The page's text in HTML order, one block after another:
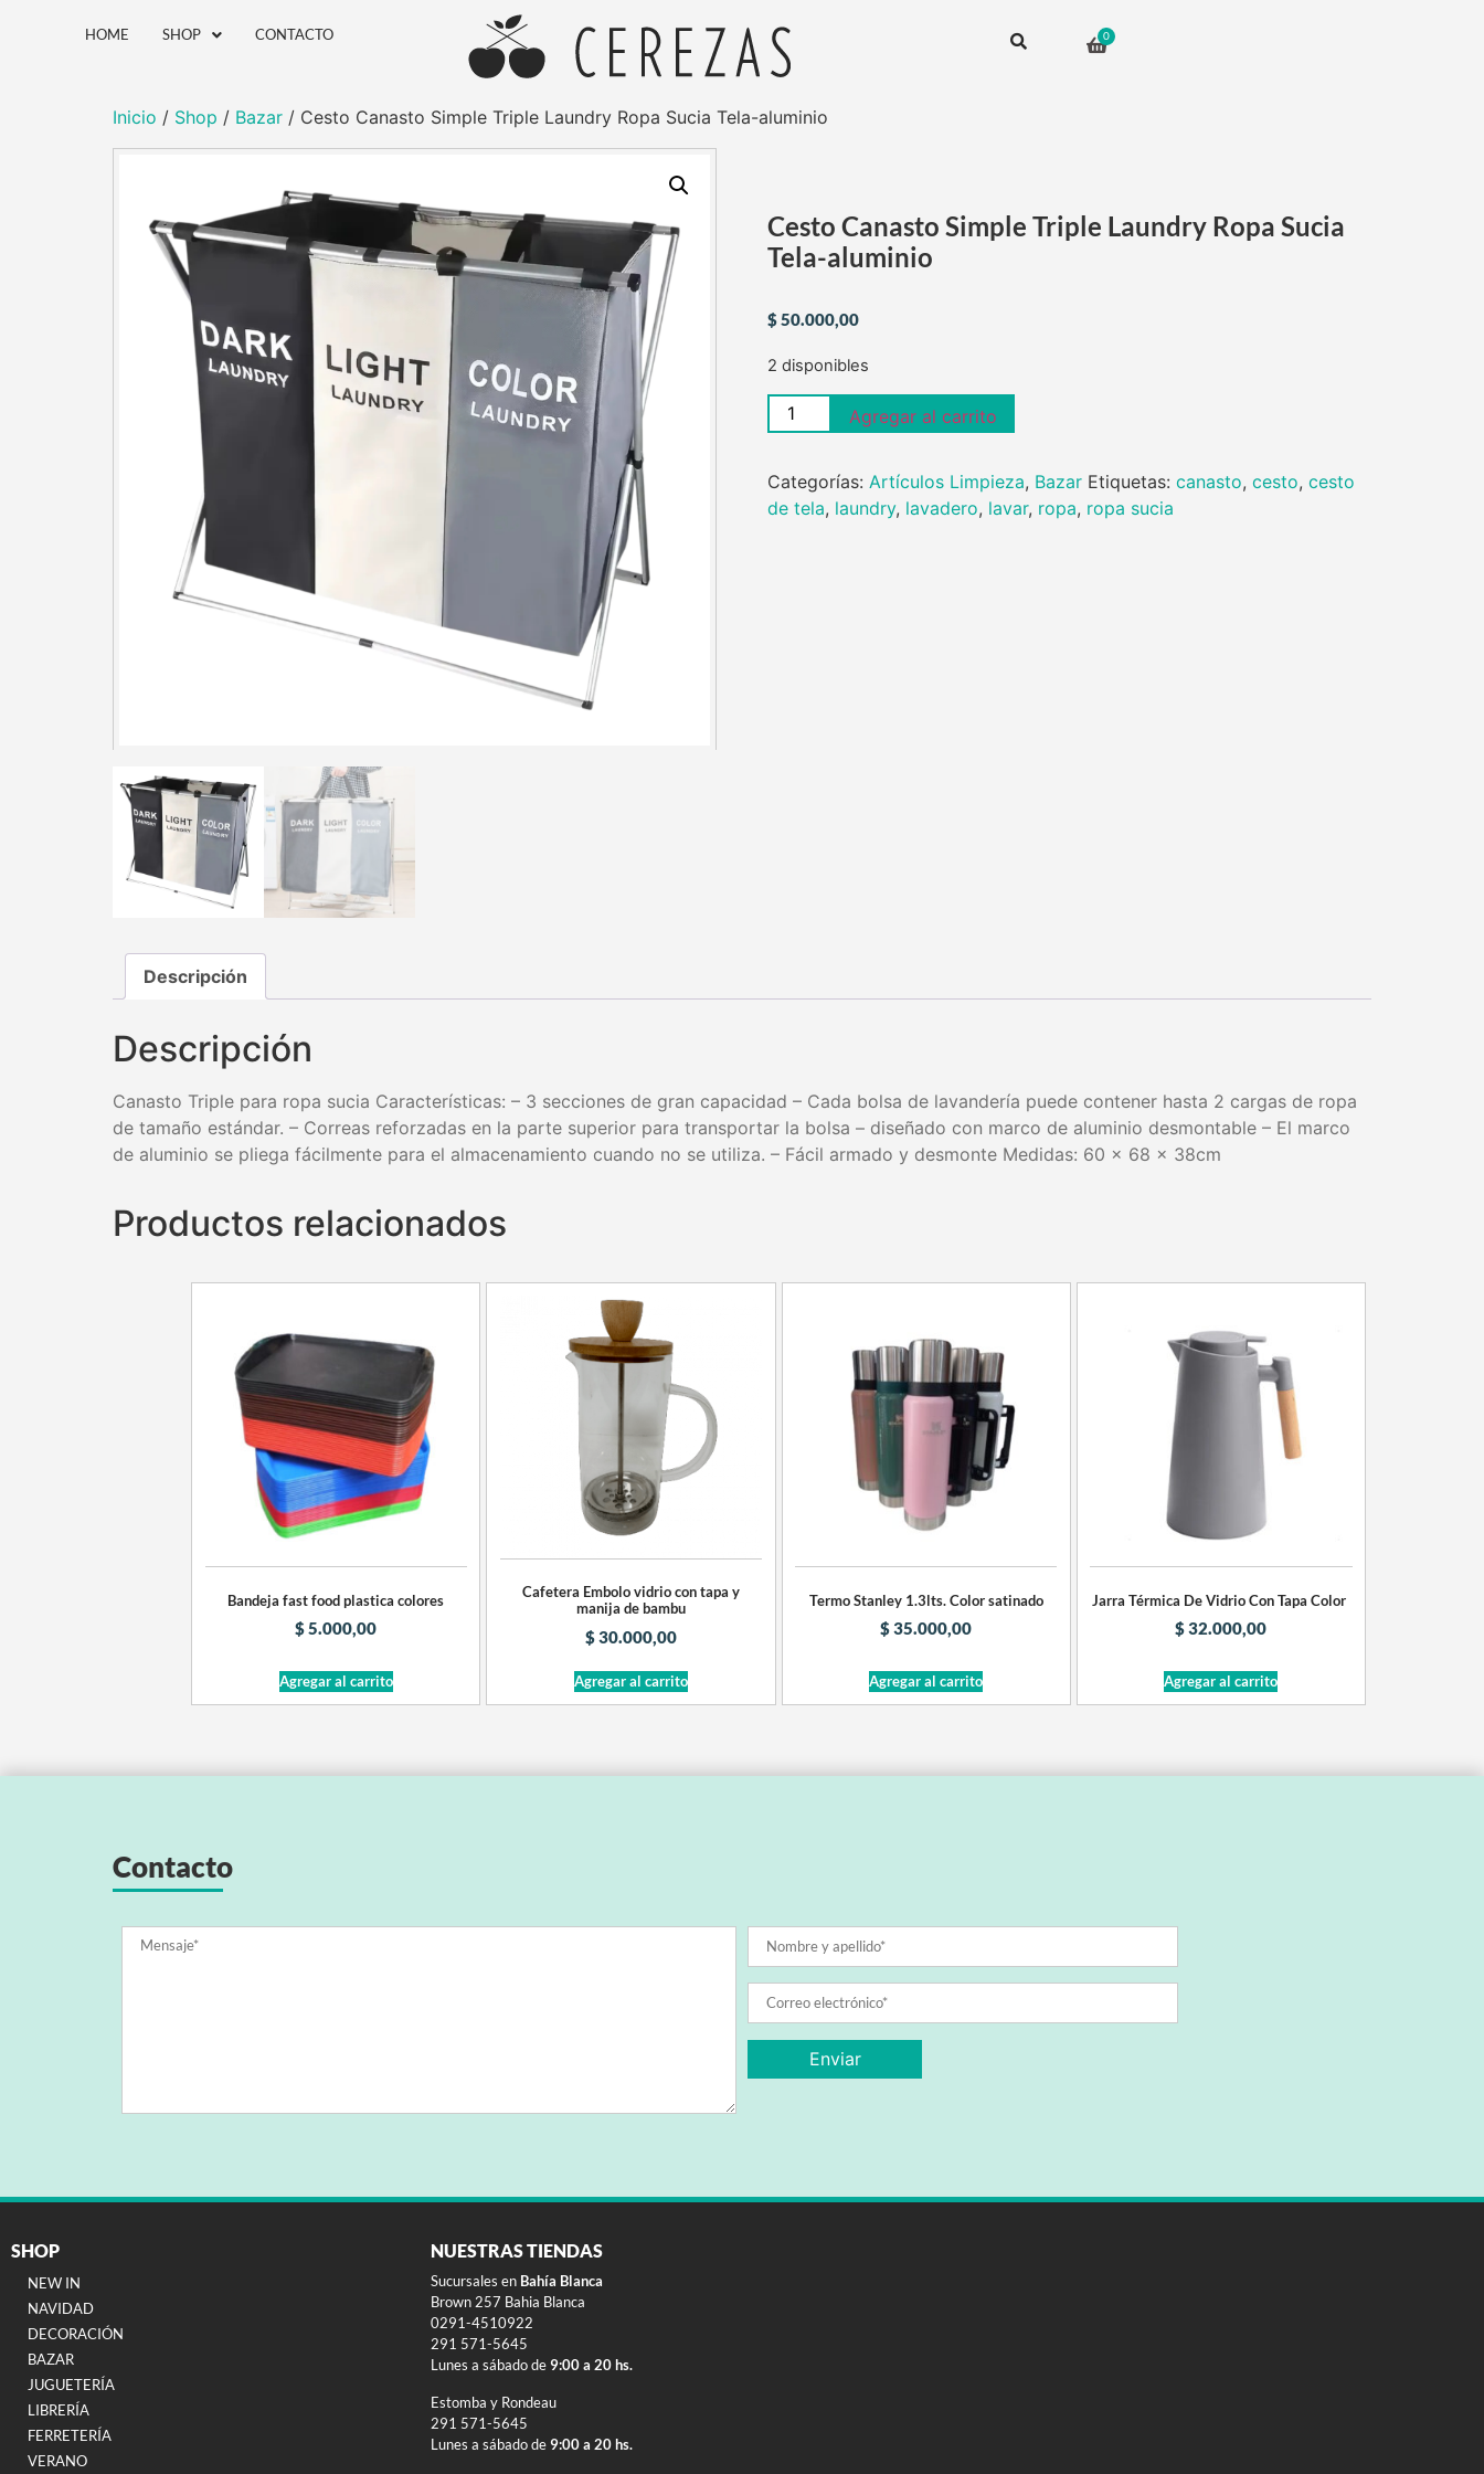
HOME SHOP CONTACTO
Inicio / Shop / Bazar / Cesto Canasto Simple Triple Laundry Ropa Sucia Tela-aluminio
Cesto Canasto Simple Triple Laundry Ropa Sucia
Tela-aluminio
$50.000,00
2 disponibles
Agregar al carrito
Categorías: Artículos Limpieza, Bazar Etiquetas: canasto, cesto, cesto
de tela, laundry, lavadero, lavar, ropa, ropa sucia
Descripción
Descripción
Canasto Triple para ropa sucia Características: – 3 secciones de gran capacidad – Cada bolsa de lavandería puede contener hasta 2 cargas de ropa
de tamaño estándar. – Correas reforzadas en la parte superior para transportar la bolsa – diseñado con marco de aluminio desmontable – El marco
de aluminio se pliega fácilmente para el almacenamiento cuando no se utiliza. – Fácil armado y desmonte Medidas: 60 x 68 x 38cm
Productos relacionados
Bandeja fast food plastica colores
$5.000,00
Agregar al carrito
Cafetera Embolo vidrio con tapa y
manija de bambu
$30.000,00
Agregar al carrito
Termo Stanley 1.3lts. Color satinado
$35.000,00
Agregar al carrito
Jarra Térmica De Vidrio Con Tapa Color
$32.000,00
Agregar al carrito
Contacto
SHOP
NEW IN
NAVIDAD
DECORACIÓN
BAZAR
JUGUETERÍA
LIBRERÍA
FERRETERÍA
VERANO
NUESTRAS TIENDAS
Sucursales en Bahía Blanca
Brown 257 Bahia Blanca
0291-4510922
291 571-5645
Lunes a sábado de 9:00 a 20 hs.
Estomba y Rondeau
291 571-5645
Lunes a sábado de 9:00 a 20 hs.